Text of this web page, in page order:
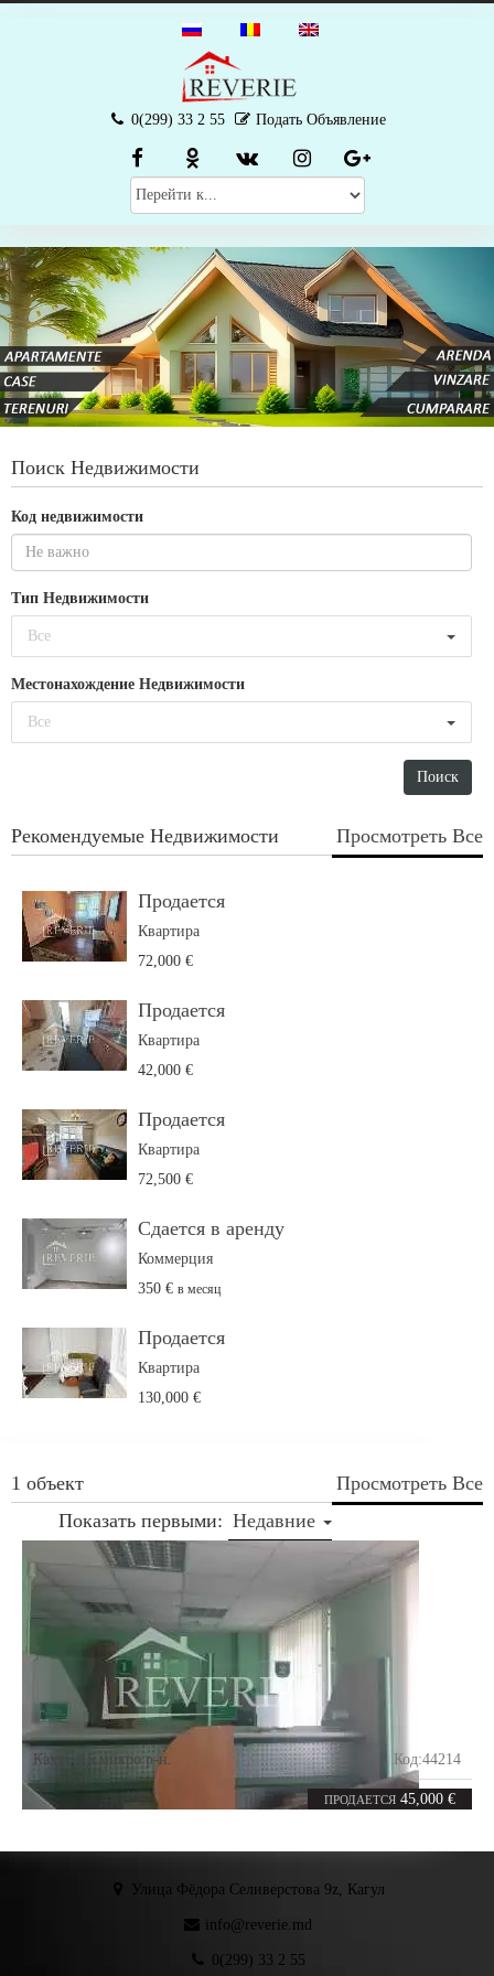
0(299) 33 2 55 Подать Объявление
Поиск Недвижимости
Код недвижимости
Тип Недвижимости
Все
Местонахождение Недвижимости
Все
Рекомендуемые Недвижимости Просмотреть Все
Продается
Квартира
72,000 €
Продается
Квартира
42,000 €
Продается
Квартира
72,500 €
Сдается в аренду
Коммерция
350 € в месяц
Продается
Квартира
130,000 €
Просмотреть Все
1 объект
Показать первыми: Недавние
ПРОДАЕТСЯ 45,000 €
Кахул 15 микро р-н. Код:44214
32m²
Улица Фёдора Селиверстова 9z, Кагул
info@reverie.md
0(299) 33 2 55